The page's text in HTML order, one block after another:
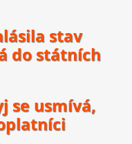
stav
do státních
se usmívá,